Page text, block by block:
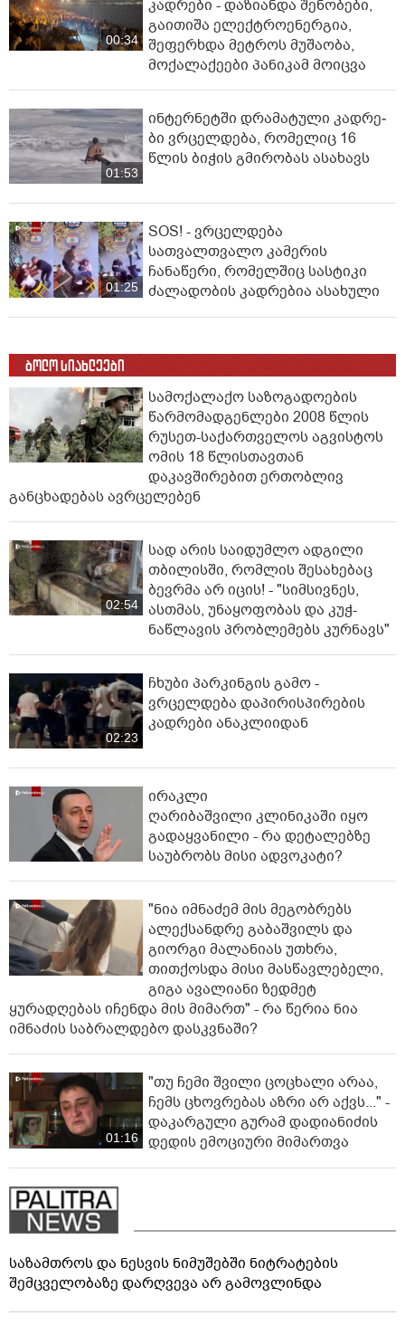
00:34
კადრები - დაზიანდა შენობები,
გაითიშა ელექტროენერგია,
შეფერხდა მეტროს მუშაობა,
მოქალაქეები პანიკამ მოიცვა
01:53
ინ­ტერ­ნეტ­ში დრა­მა­ტუ­ლი კად­რე­
ბი ვრცელდება, რომელიც 16
წლის ბიჭის გმირობას ასახავს
01:25
SOS! - ვრცელდება
სათვალთვალო კამერის
ჩანაწერი, რომელშიც სასტიკი
ძალადობის კადრებია ასახული
ბოლო სიახლეები
სამოქალაქო საზოგადოების
წარმომადგენლები 2008 წლის
რუსეთ-საქართველოს აგვისტოს
ომის 18 წლისთავთან
დაკავშირებით ერთობლივ
განცხადებას ავრცელებენ
02:54
სად არის საიდუმლო ადგილი
თბილისში, რომლის შესახებაც
ბევრმა არ იცის! - "სიმსივნეს,
ასთმას, უნაყოფობას და კუჭ-
ნაწლავის პრობლემებს კურნავს"
02:23
ჩხუბი პარკინგის გამო -
ვრცელდება დაპირისპირების
კადრები ანაკლიიდან
ირაკლი
ღარიბაშვილი კლინიკაში იყო
გადაყვანილი - რა დეტალებზე
საუბრობს მისი ადვოკატი?
"ნია იმნაძემ მის მეგობრებს
ალექსანდრე გაბაშვილს და
გიორგი მალანიას უთხრა,
თითქოსდა მისი მასწავლებელი,
გიგა ავალიანი ზედმეტ
ყურადღებას იჩენდა მის მიმართ" - რა წერია ნია
იმნაძის საბრალდებო დასკვნაში?
01:16
"თუ ჩემი შვილი ცოცხალი არაა,
ჩემს ცხოვრებას აზრი არ აქვს..." -
დაკარგული გურამ დადიანიძის
დედის ემოციური მიმართვა
საზამთროს და ნესვის ნიმუშებში ნიტრატების
შემცველობაზე დარღვევა არ გამოვლინდა